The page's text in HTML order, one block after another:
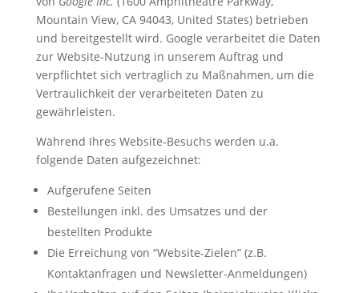
Mountain View, CA 94043, United States) betrieben
und bereitgestellt wird. Google verarbeitet die Daten
zur Website-Nutzung in unserem Auftrag und
verpflichtet sich vertraglich zu Maßnahmen, um die
Vertraulichkeit der verarbeiteten Daten zu
gewährleisten.
Während Ihres Website-Besuchs werden u.a.
folgende Daten aufgezeichnet:
Aufgerufene Seiten
Bestellungen inkl. des Umsatzes und der
bestellten Produkte
Die Erreichung von “Website-Zielen” (z.B.
Kontaktanfragen und Newsletter-Anmeldungen)